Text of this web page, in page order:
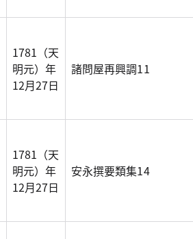
1781（天
明元）年
12月27日
諸問屋再興調11
1781（天
明元）年
12月27日
安永撰要類集14